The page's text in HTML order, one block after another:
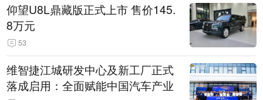
仰望U8L鼎藏版正式上市 售价145.
8万元
53
维智捷江城研发中心及新工厂正式
落成启用：全面赋能中国汽车产业